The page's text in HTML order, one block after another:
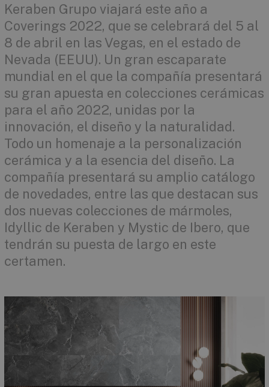
Keraben Grupo viajará este año a
Coverings 2022, que se celebrará del 5 al
8 de abril en las Vegas, en el estado de
Nevada (EEUU). Un gran escaparate
mundial en el que la compañía presentará
su gran apuesta en colecciones cerámicas
para el año 2022, unidas por la
innovación, el diseño y la naturalidad.
Todo un homenaje a la personalización
cerámica y a la esencia del diseño. La
compañía presentará su amplio catálogo
de novedades, entre las que destacan sus
dos nuevas colecciones de mármoles,
Idyllic de Keraben y Mystic de Ibero, que
tendrán su puesta de largo en este
certamen.